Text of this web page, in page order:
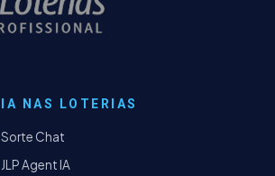
IA NAS LOTERIAS
Sorte Chat
JLP Agent IA